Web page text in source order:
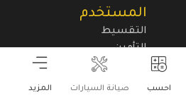
المستخدم
التقسيط
التأمين
احسب صيانة السيارات المزيد